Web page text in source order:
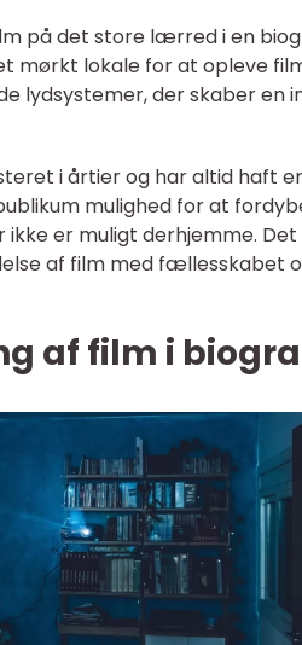
på det store lærred i en
mørkt lokale for at opleve
lydsystemer, der skaber en
i årtier og har altid haft
mulighed for at
er muligt derhjemme.
af film med fællesskabet
af film i